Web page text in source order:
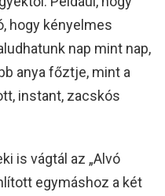
hogy kényelmes
nap mint nap,
anya főztje, mint a
instant, zacskós
is vágtál az „Alvó
egymáshoz a két